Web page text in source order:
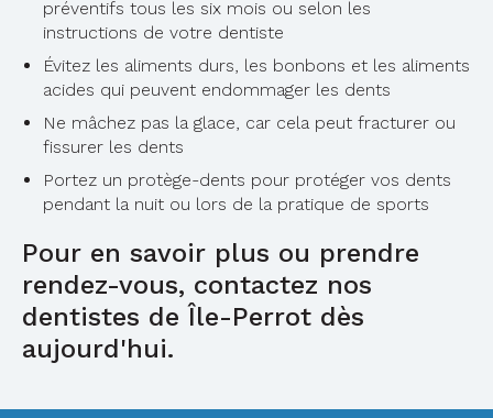
préventifs tous les six mois ou selon les
instructions de votre dentiste
Évitez les aliments durs, les bonbons et les aliments
acides qui peuvent endommager les dents
Ne mâchez pas la glace, car cela peut fracturer ou
fissurer les dents
Portez un protège-dents pour protéger vos dents
pendant la nuit ou lors de la pratique de sports
Pour en savoir plus ou prendre
rendez-vous, contactez nos
dentistes de Île-Perrot dès
aujourd'hui.